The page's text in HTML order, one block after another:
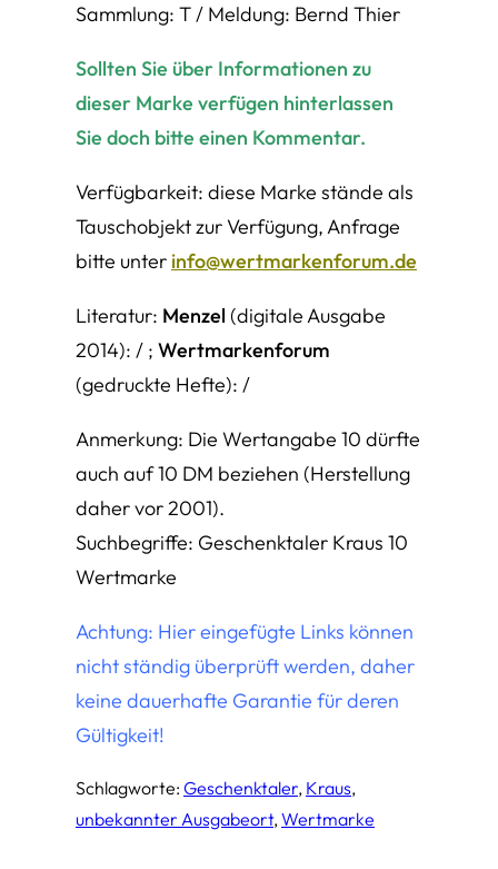
Sammlung: T / Meldung: Bernd Thier
Sollten Sie über Informationen zu
dieser Marke verfügen hinterlassen
Sie doch bitte einen Kommentar.
Verfügbarkeit: diese Marke stände als
Tauschobjekt zur Verfügung, Anfrage
bitte unter info@wertmarkenforum.de
Literatur: Menzel (digitale Ausgabe
2014): / ; Wertmarkenforum
(gedruckte Hefte): /
Anmerkung: Die Wertangabe 10 dürfte
auch auf 10 DM beziehen (Herstellung
daher vor 2001).
Suchbegriffe: Geschenktaler Kraus 10
Wertmarke
Achtung: Hier eingefügte Links können
nicht ständig überprüft werden, daher
keine dauerhafte Garantie für deren
Gültigkeit!
Schlagworte: Geschenktaler, Kraus
unbekannter Ausgabeort, Wertmarke